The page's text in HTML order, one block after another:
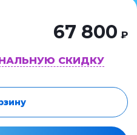
67 800 ₽
СКИДКУ